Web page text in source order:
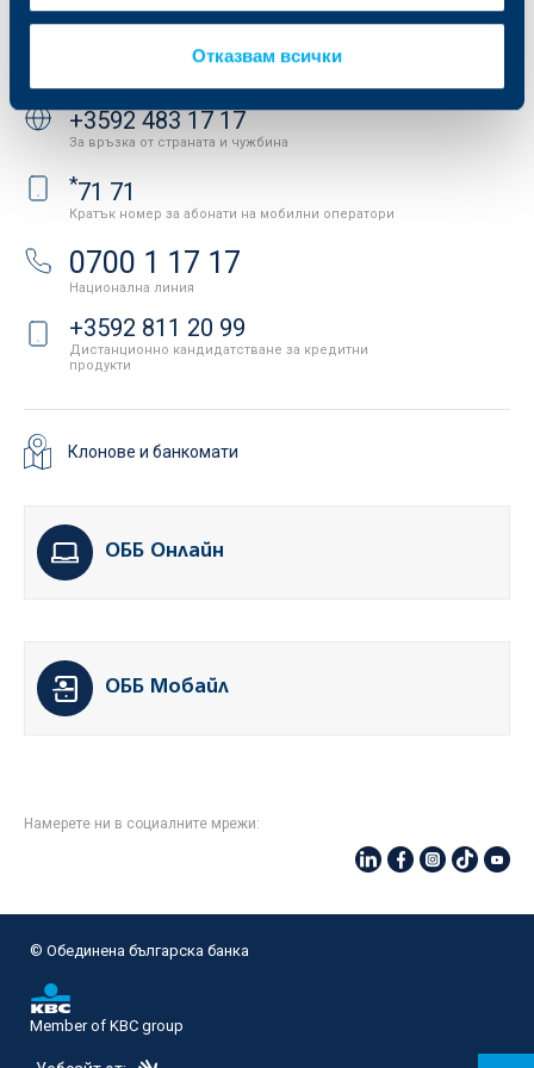
Отказвам всички
Контакти
Свържете се с нас
+3592 483 17 17
За връзка от страната и чужбина
*71 71
Кратък номер за абонати на мобилни оператори
0700 1 17 17
Национална линия
+3592 811 20 99
Дистанционно кандидатстване за кредитни
продукти
Клонове и банкомати
ОББ Онлайн
ОББ Мобайл
Намерете ни в социалните мрежи:
© Oбединена българска банка
Member of KBC group